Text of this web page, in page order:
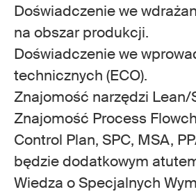
Doświadczenie we
na obszar produkcji.
Doświadczenie we
technicznych (ECO).
Znajomość narzędzi Lean/
Znajomość Process
Control Plan, SPC, MSA,
będzie dodatkowym
Wiedza o Specjalnych